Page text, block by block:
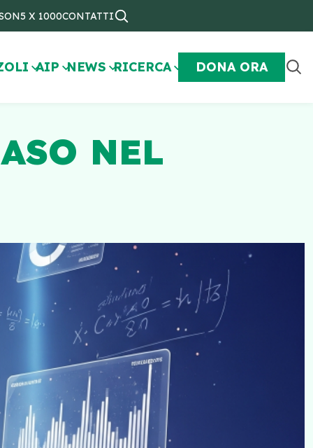
5 X 1000CONTATTI
AIP NEWS RICERCA DONA ORA
NEL